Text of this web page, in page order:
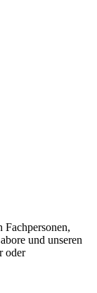
Fachpersonen,
und unseren
oder